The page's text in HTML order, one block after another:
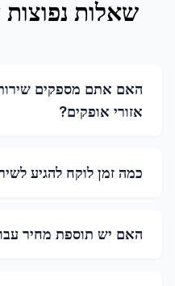
שאלות
האם אתם מספקים
אזורי אופקים?
כמה זמן לוקח להגיע
האם יש תוספת מחיר